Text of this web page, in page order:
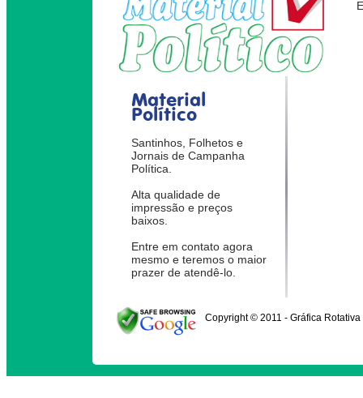
Material
Político
Santinhos, Folhetos e
Jornais de Campanha
Política.
Alta qualidade de
impressão e preços
baixos.
Entre em contato agora
mesmo e teremos o maior
prazer de atendê-lo.
Copyright © 2011 - Gráfica